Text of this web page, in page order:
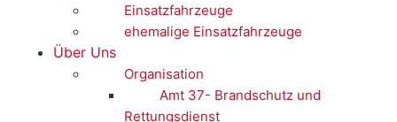
Einsatzfahrzeuge
ehemalige Einsatzfahrzeuge
Über Uns
Organisation
Amt 37- Brandschutz und
Rettungsdienst